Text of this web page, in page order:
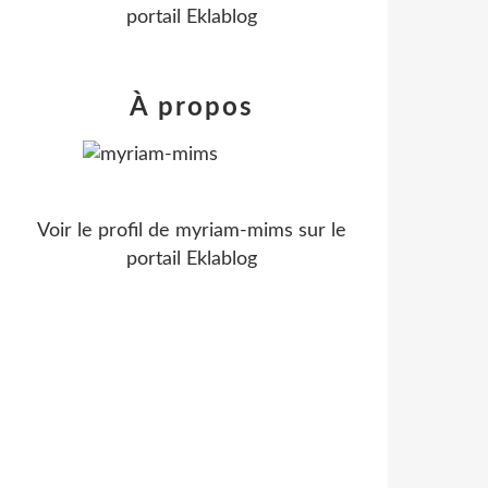
portail Eklablog
À propos
Voir le profil de myriam-mims sur le
portail Eklablog